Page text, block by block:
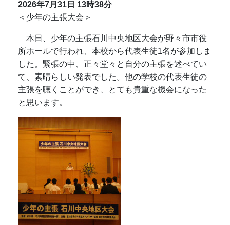
2026年7月31日 13時38分
＜少年の主張大会＞
本日、少年の主張石川中央地区大会が野々市市役
所ホールで行われ、本校から代表生徒1名が参加しま
した。緊張の中、正々堂々と自分の主張を述べてい
て、素晴らしい発表でした。他の学校の代表生徒の
主張を聴くことができ、とても貴重な機会になった
と思います。